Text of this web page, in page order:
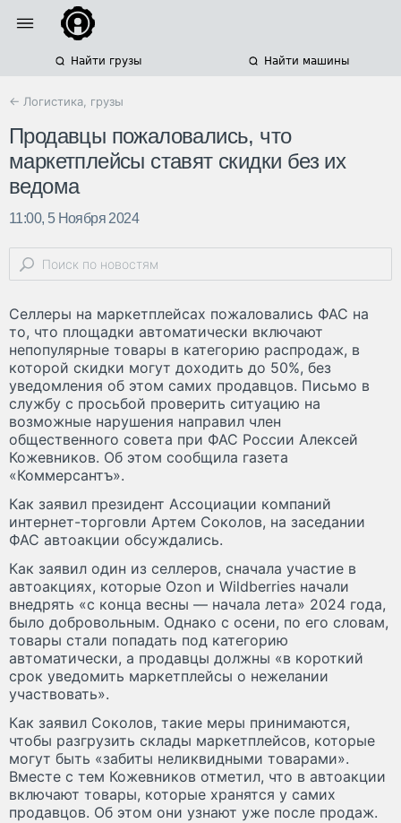
Найти грузы Найти машины
← Логистика, грузы
Продавцы пожаловались, что
маркетплейсы ставят скидки без их
ведома
11:00, 5 Ноября 2024
Селлеры на маркетплейсах пожаловались ФАС на
то, что площадки автоматически включают
непопулярные товары в категорию распродаж, в
которой скидки могут доходить до 50%, без
уведомления об этом самих продавцов. Письмо в
службу с просьбой проверить ситуацию на
возможные нарушения направил член
общественного совета при ФАС России Алексей
Кожевников. Об этом сообщила газета
«Коммерсантъ».
Как заявил президент Ассоциации компаний
интернет-торговли Артем Соколов, на заседании
ФАС автоакции обсуждались.
Как заявил один из селлеров, сначала участие в
автоакциях, которые Ozon и Wildberries начали
внедрять «с конца весны — начала лета» 2024 года,
было добровольным. Однако с осени, по его словам,
товары стали попадать под категорию
автоматически, а продавцы должны «в короткий
срок уведомить маркетплейсы о нежелании
участвовать».
Как заявил Соколов, такие меры принимаются,
чтобы разгрузить склады маркетплейсов, которые
могут быть «забиты неликвидными товарами».
Вместе с тем Кожевников отметил, что в автоакции
включают товары, которые хранятся у самих
продавцов. Об этом они узнают уже после продаж.